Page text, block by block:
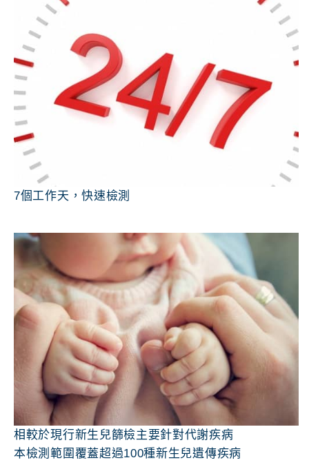
7個工作天，快速檢測
相較於現行新生兒篩檢主要針對代謝疾病
本檢測範圍覆蓋超過100種新生兒遺傳疾病